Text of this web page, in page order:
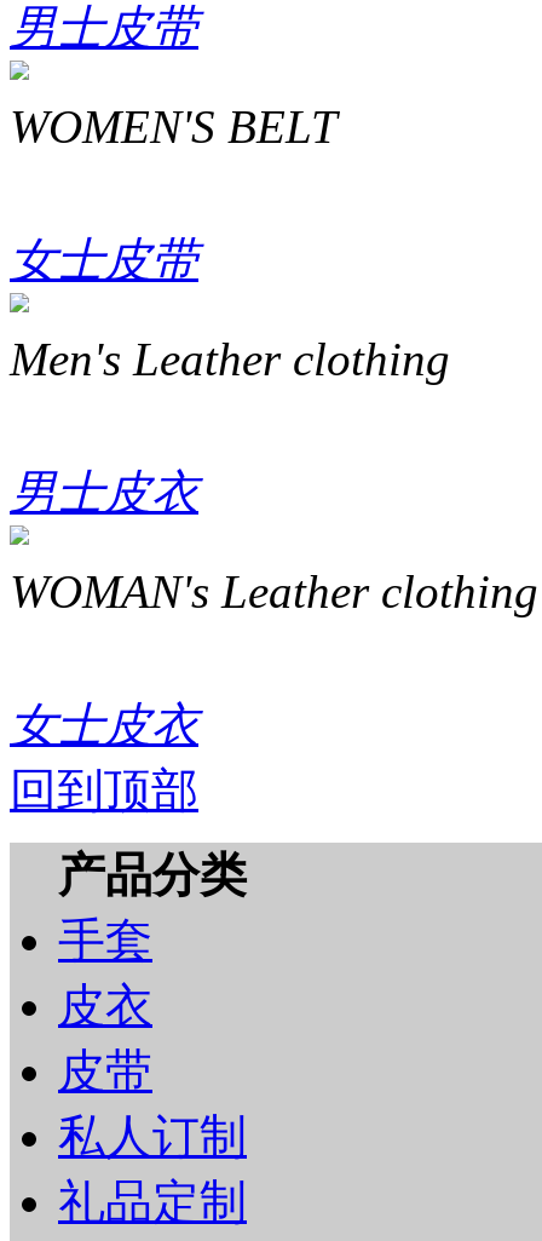
男士皮带
WOMEN'S BELT
女士皮带
Men's Leather clothing
男士皮衣
WOMAN's Leather clothing
女士皮衣
回到顶部
产品分类
手套
皮衣
皮带
私人订制
礼品定制